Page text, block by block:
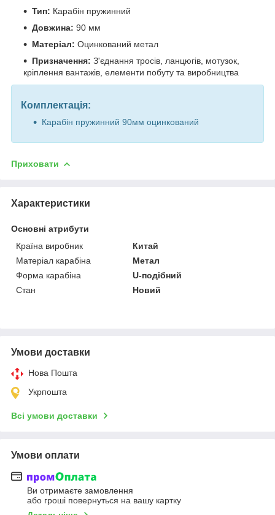
Тип: Карабін пружинний
Довжина: 90 мм
Матеріал: Оцинкований метал
Призначення: З'єднання тросів, ланцюгів, мотузок,
кріплення вантажів, елементи побуту та виробництва
Комплектація:
Карабін пружинний 90мм оцинкований
Приховати
Характеристики
Основні атрибути
Країна виробник
Китай
Матеріал карабіна
Метал
Форма карабіна
U-подібний
Стан
Новий
Умови доставки
Нова Пошта
Укрпошта
Всі умови доставки
Умови оплати
Ви отримаєте замовлення
або гроші повернуться на вашу картку